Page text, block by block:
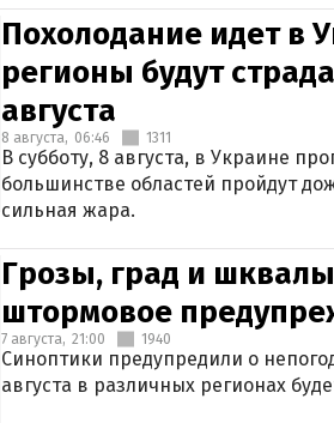
Похолодание идет в
регионы будут
августа
8 августа, 06:46 1311
В субботу, 8 августа, в Украине
большинстве областей пройдут
сильная жара.
Грозы, град и
штормовое
7 августа, 21:00 1940
Синоптики предупредили о
августа в различных регионах